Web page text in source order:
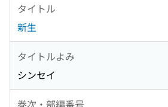
タイトル
新生
タイトルよみ
シンセイ
巻次・部編番号